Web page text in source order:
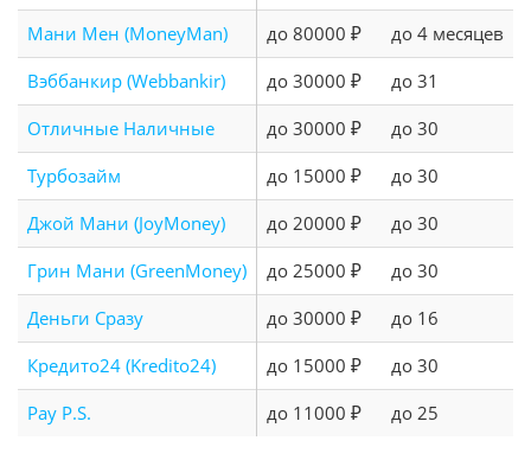
Мани Мен (MoneyMan)
до 80000 ₽ до 4 месяцев
Вэббанкир (Webbankir)
до 30000 ₽ до 31
Отличные Наличные
до 30000 ₽ до 30
Турбозайм
до 15000 ₽ до 30
Джой Мани (JoyMoney)
до 20000 ₽ до 30
Грин Мани (GreenMoney)
до 25000 ₽ до 30
Деньги Сразу
до 30000 ₽ до 16
Кредито24 (Kredito24)
до 15000 ₽ до 30
Pay P.S.
до 11000 ₽ до 25